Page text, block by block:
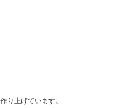
り上げています。